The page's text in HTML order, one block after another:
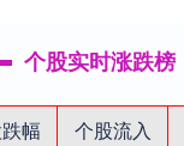
个股实时涨跌榜
幅 个股流入